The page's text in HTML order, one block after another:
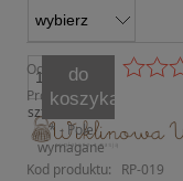
szt.
do
koszyka
* - Pole
wymagane
Ocena:
Producent:
Kod produktu: RP-019